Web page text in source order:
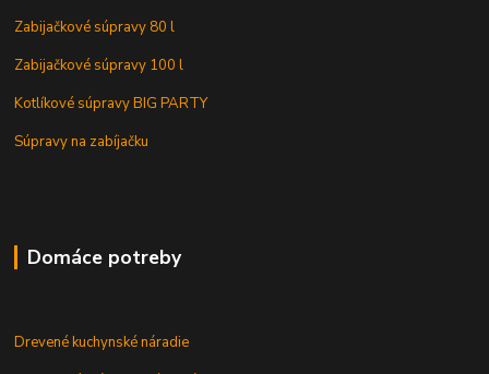
Zabijačkové súpravy 80 l
Zabijačkové súpravy 100 l
Kotlíkové súpravy BIG PARTY
Súpravy na zabíjačku
Domáce potreby
Drevené kuchynské náradie